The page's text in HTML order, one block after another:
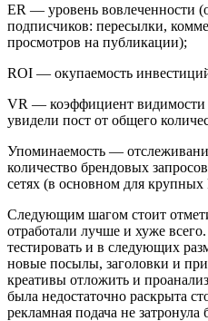
ER — уровень вовлеченности
подписчиков: пересылки,
просмотров на публикации);
ROI — окупаемость
VR — коэффициент видимости
увидели пост от общего
Упоминаемость —
количество брендовых
сетях (в основном для
Следующим шагом стоит
отработали лучше и хуже
тестировать и в следующих
новые посылы, заголовки и
креативы отложить и
была недостаточно раскрыта
рекламная подача не затронула